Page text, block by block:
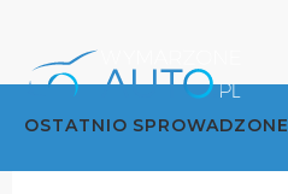
OSTATNIO SPROWADZONE